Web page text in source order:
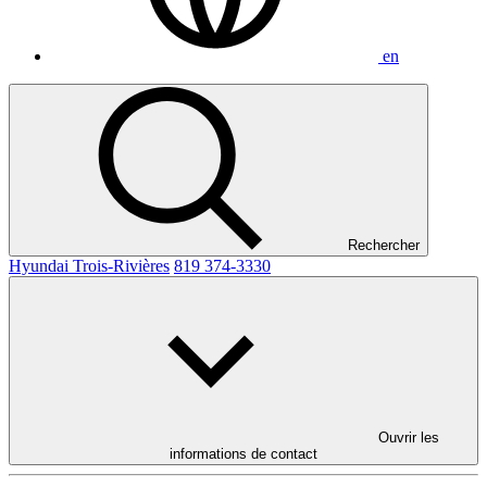
en
Rechercher
Hyundai Trois-Rivières 819 374-3330
Ouvrir les
informations de contact